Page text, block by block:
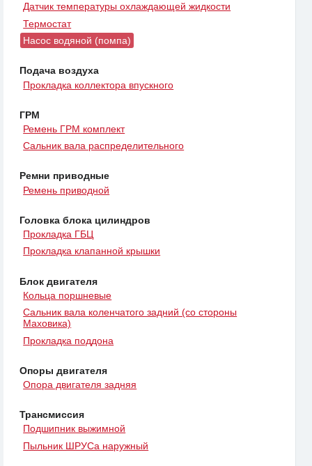
Датчик температуры охлаждающей жидкости
Термостат
Насос водяной (помпа)
Подача воздуха
Прокладка коллектора впускного
ГРМ
Ремень ГРМ комплект
Сальник вала распределительного
Ремни приводные
Ремень приводной
Головка блока цилиндров
Прокладка ГБЦ
Прокладка клапанной крышки
Блок двигателя
Кольца поршневые
Сальник вала коленчатого задний (со стороны
Маховика)
Прокладка поддона
Опоры двигателя
Опора двигателя задняя
Трансмиссия
Подшипник выжимной
Пыльник ШРУСа наружный